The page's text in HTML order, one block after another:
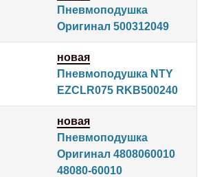
Пневмоподушка
Оригинал 500312049
новая
Пневмоподушка NTY
EZCLR075 RKB500240
новая
Пневмоподушка
Оригинал 4808060010
48080-60010